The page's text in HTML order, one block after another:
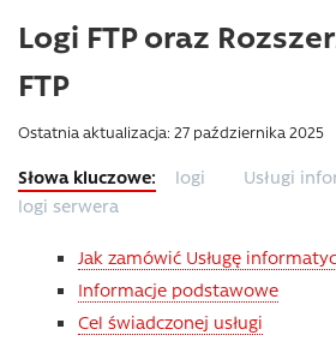
Logi FTP oraz
FTP
Ostatnia aktualizacja: 27 października 2025
logi
Usługi
logi serwera
Jak zamówić Usługę
Informacje podstawowe
Cel świadczonej usługi